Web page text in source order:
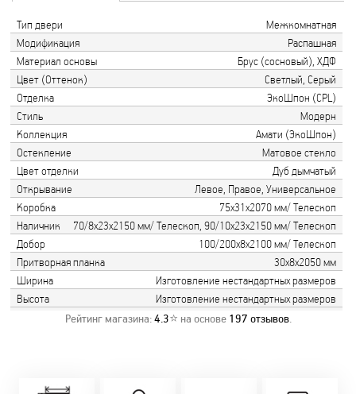
Тип двери
Межкомнатная
Модификация
Распашная
Материал основы
Брус (сосновый), ХДФ
Цвет (Оттенок)
Светлый, Серый
Отделка
ЭкоШпон (CPL)
Стиль
Модерн
Коллекция
Амати (ЭкоШпон)
Остекление
Матовое стекло
Цвет отделки
Дуб дымчатый
Открывание
Левое, Правое, Универсальное
Коробка
75х31х2070 мм/ Телескоп
Наличник
70/8х23х2150 мм/ Телескоп, 90/10х23х2150 мм/ Телескоп
Добор
100/200х8х2100 мм/ Телескоп
Притворная планка
30х8х2050 мм
Ширина
Изготовление нестандартных размеров
Высота
Изготовление нестандартных размеров
Рейтинг магазина:4.3⭐ на основе 197 отзывов.
Замер бесплатно!